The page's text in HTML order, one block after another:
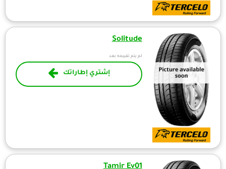
Solitude
لم يتم تقييمه بعد
إشتري إطاراتك
Tamir Ev01